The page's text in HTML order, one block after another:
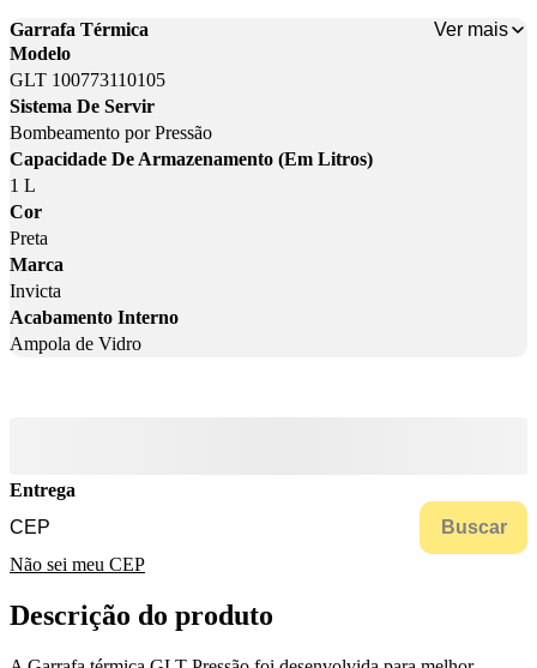
Garrafa Térmica
Ver mais
Modelo
GLT 100773110105
Sistema De Servir
Bombeamento por Pressão
Capacidade De Armazenamento (Em Litros)
1 L
Cor
Preta
Marca
Invicta
Acabamento Interno
Ampola de Vidro
Entrega
Buscar
Não sei meu CEP
Descrição do produto